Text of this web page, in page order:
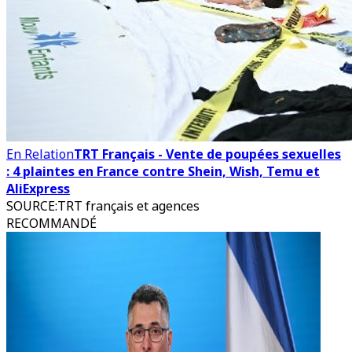
En RelationTRT Français - Vente de poupées sexuelles
: 4 plaintes en France contre Shein, Wish, Temu et
AliExpress
SOURCE:TRT français et agences
RECOMMANDÉ